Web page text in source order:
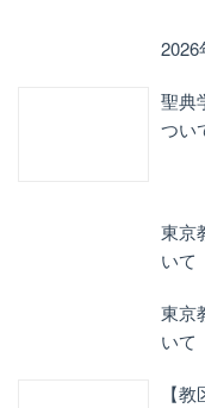
2026
聖典
つい
東京
いて
東京
いて
【